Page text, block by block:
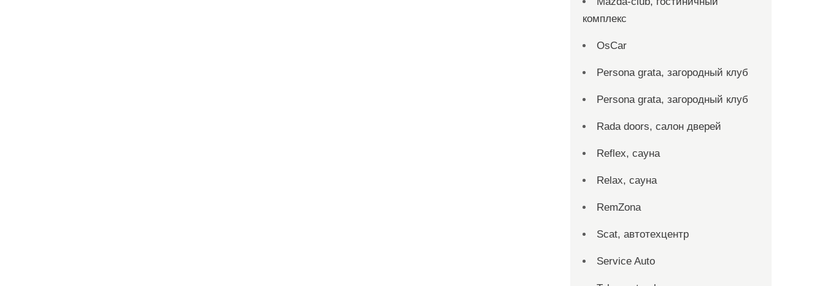
комплекс
OsCar
Persona grata, загородный клуб
Persona grata, загородный клуб
Rada doors, салон дверей
Reflex, сауна
Relax, сауна
RemZona
Scat, автотехцентр
Service Auto